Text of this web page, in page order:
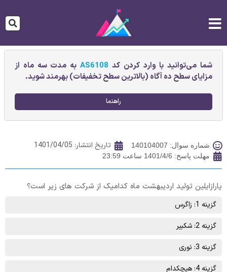
شما می‌توانید با وارد کردن کد AS6108به مدت سه ماه از
مزایای سطح ده آگاه (بالاترین سطح تخفیفات) بهرمند شوید.
راهنما
شماره سوال: 140104007 تاریخ انتشار: 1401/04/05
مهلت پاسخ: 1401/4/6 ساعت 23:59
پارازايلين تولید اردیبهشت ماه کدامیک از شرکت های زیر است؟
گزینه 1: زاگرس
گزینه 2: شکبیر
گزینه 3: نوری
گزینه 4: هیچکدام